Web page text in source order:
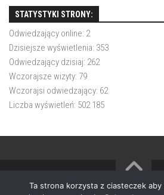
STATYSTYKI STRONY:
Odwiedzający online: 2
Dzisiejsze wyświetlenia: 353
Odwiedzający dzisiaj: 262
Wczorajsze wizyty: 79
Wczorajsi odwiedzający: 62
Liczba wyświetleń: 502 185
Ta strona korzysta z ciasteczek aby